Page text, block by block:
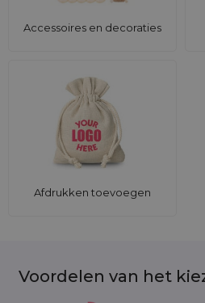
Accessoires en decoraties
Afdrukken toevoegen
Voordelen van het